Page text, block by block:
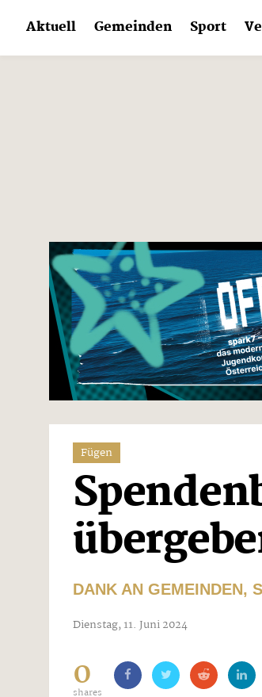
content
Aktuell Gemeinden Sport
Fügen
DANK AN GEMEINDEN,
Dienstag, 11. Juni 2024
0
shares